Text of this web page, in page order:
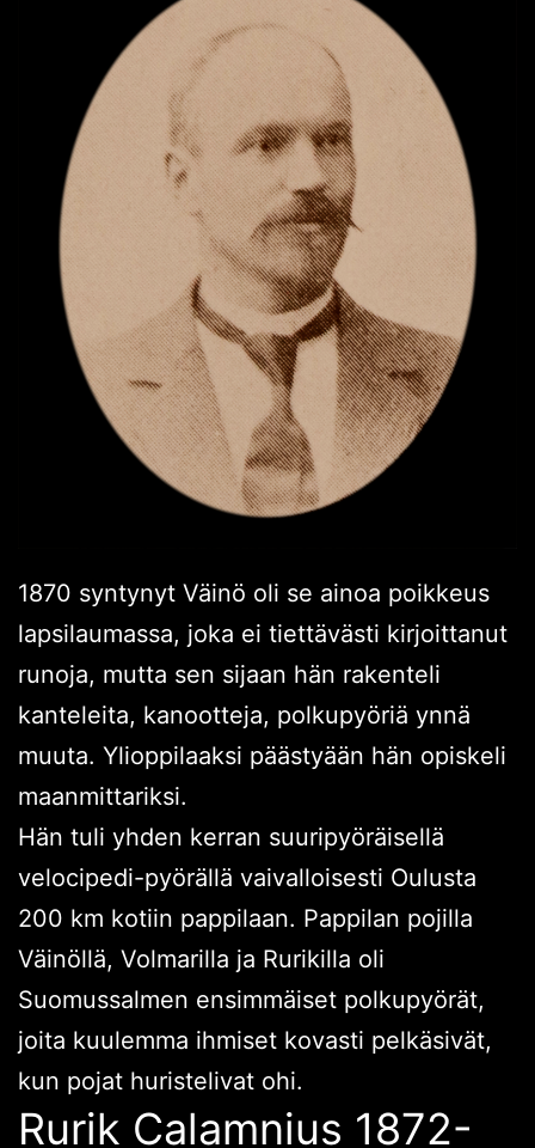
1870 syntynyt Väinö oli se ainoa poikkeus
lapsilaumassa, joka ei tiettävästi kirjoittanut
runoja, mutta sen sijaan hän rakenteli
kanteleita, kanootteja, polkupyöriä ynnä
muuta. Ylioppilaaksi päästyään hän opiskeli
maanmittariksi.
Hän tuli yhden kerran suuripyöräisellä
velocipedi-pyörällä vaivalloisesti Oulusta
200 km kotiin pappilaan. Pappilan pojilla
Väinöllä, Volmarilla ja Rurikilla oli
Suomussalmen ensimmäiset polkupyörät,
joita kuulemma ihmiset kovasti pelkäsivät,
kun pojat huristelivat ohi.
Rurik Calamnius 1872-